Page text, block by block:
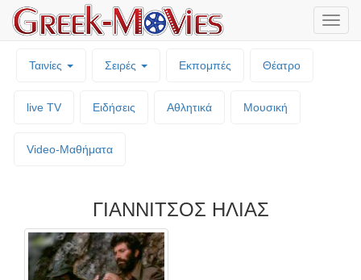
Ταινίες Σειρές Εκπομπές Θέατρο
live TV Ειδήσεις Αθλητικά Μουσική
Video-Mαθήματα
ΓΙΑΝΝΙΤΣΟΣ ΗΛΙΑΣ